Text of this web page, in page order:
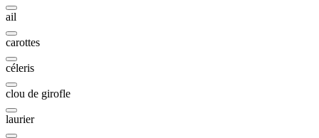
ail
carottes
céleris
clou de girofle
laurier